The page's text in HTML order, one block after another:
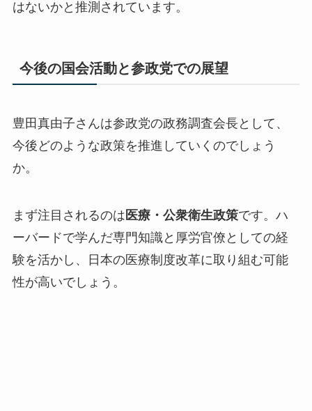
はないかと推測されています。
今後の国会活動と参政党での展望
豊田真由子さんは参政党の政務調査会長として、
今後どのような政策を推進していくのでしょう
か。
まず注目されるのは 医療・公衆衛生政策です。ハ
ーバードで学んだ専門知識と厚労官僚としての経
験を活かし、日本の医療制度改革に取り組む可能
性が高いでしょう。